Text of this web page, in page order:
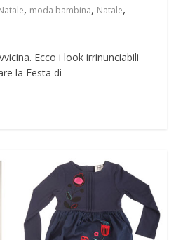
, moda bambina, Natale,
Ecco i look irrinunciabili
la Festa di